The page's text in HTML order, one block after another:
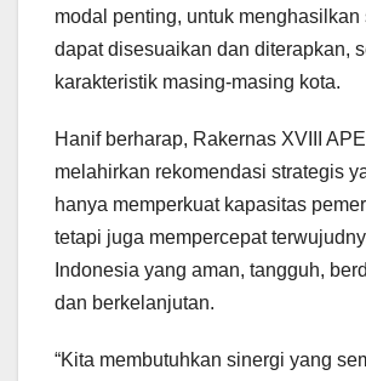
modal penting, untuk menghasilkan
dapat disesuaikan dan diterapkan,
karakteristik masing-masing kota.
Hanif berharap, Rakernas XVIII
melahirkan rekomendasi strategis
hanya memperkuat kapasitas
tetapi juga mempercepat
Indonesia yang aman, tangguh,
dan berkelanjutan.
“Kita membutuhkan sinergi yang